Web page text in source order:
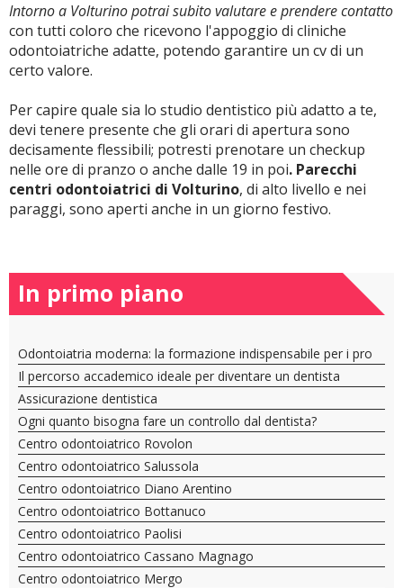
Intorno a Volturino potrai subito valutare e prendere contatto
con tutti coloro che ricevono l'appoggio di cliniche
odontoiatriche adatte, potendo garantire un cv di un
certo valore.
Per capire quale sia lo studio dentistico più adatto a te,
devi tenere presente che gli orari di apertura sono
decisamente flessibili; potresti prenotare un checkup
nelle ore di pranzo o anche dalle 19 in poi. Parecchi
centri odontoiatrici di Volturino, di alto livello e nei
paraggi, sono aperti anche in un giorno festivo.
In primo piano
Odontoiatria moderna: la formazione indispensabile per i pro
Il percorso accademico ideale per diventare un dentista
Assicurazione dentistica
Ogni quanto bisogna fare un controllo dal dentista?
Centro odontoiatrico Rovolon
Centro odontoiatrico Salussola
Centro odontoiatrico Diano Arentino
Centro odontoiatrico Bottanuco
Centro odontoiatrico Paolisi
Centro odontoiatrico Cassano Magnago
Centro odontoiatrico Mergo